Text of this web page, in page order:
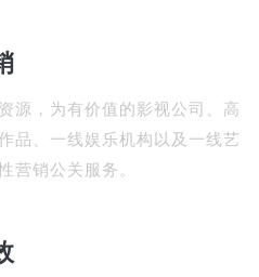
源，为有价值的影视公司、高
品、一线娱乐机构以及一线艺
营销公关服务。